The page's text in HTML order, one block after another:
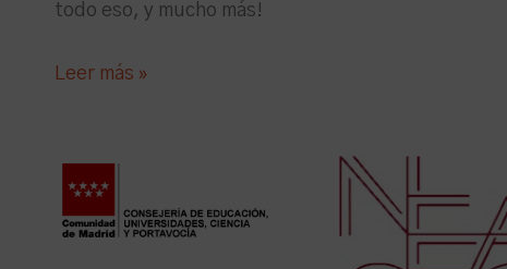
todo eso, y mucho más!
Leer más »